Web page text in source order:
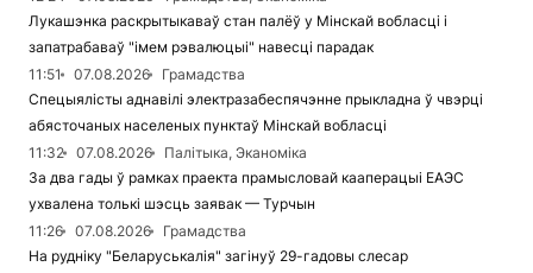
Лукашэнка раскрытыкаваў стан палёў у Мінскай вобласці і
запатрабаваў "імем рэвалюцыі" навесці парадак
11:51
07.08.2026
Грамадства
Спецыялісты аднавілі электразабеспячэнне прыкладна ў чвэрці
абясточаных населеных пунктаў Мінскай вобласці
11:32
07.08.2026
Палітыка, Эканоміка
За два гады ў рамках праекта прамысловай кааперацыі ЕАЭС
ухвалена толькі шэсць заявак — Турчын
11:26
07.08.2026
Грамадства
На рудніку "Беларуськалія" загінуў 29-гадовы слесар